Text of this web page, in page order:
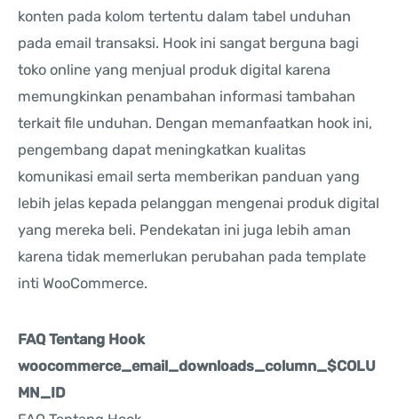
konten pada kolom tertentu dalam tabel unduhan
pada email transaksi. Hook ini sangat berguna bagi
toko online yang menjual produk digital karena
memungkinkan penambahan informasi tambahan
terkait file unduhan. Dengan memanfaatkan hook ini,
pengembang dapat meningkatkan kualitas
komunikasi email serta memberikan panduan yang
lebih jelas kepada pelanggan mengenai produk digital
yang mereka beli. Pendekatan ini juga lebih aman
karena tidak memerlukan perubahan pada template
inti WooCommerce.
FAQ Tentang Hook
woocommerce_email_downloads_column_$COLU
MN_ID